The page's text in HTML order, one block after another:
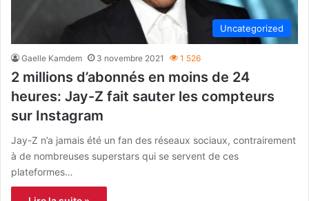
Uncategorized
Gaelle Kamdem 3 novembre 2021 1 526
2 millions d’abonnés en moins de 24
heures: Jay-Z fait sauter les compteurs
sur Instagram
Jay-Z n’a jamais été un fan des réseaux sociaux, contrairement
à de nombreuses superstars qui se servent de ces
plateformes…